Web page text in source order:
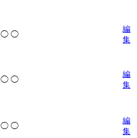
◯ ◯
編
集
◯ ◯
編
集
◯ ◯
編
集